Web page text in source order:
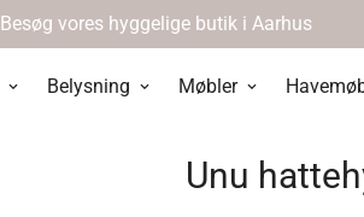
Besøg vores hyggelige butik i Aarhus
Belysning Møbler
Unu